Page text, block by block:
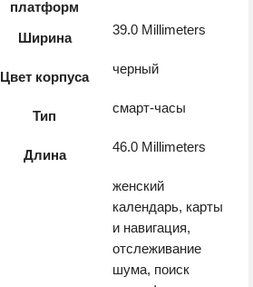
платформ
Ширина
39.0 Millimeters
Цвет корпуса
черный
Тип
смарт-часы
Длина
46.0 Millimeters
женский
календарь, карты
и навигация,
отслеживание
шума, поиск